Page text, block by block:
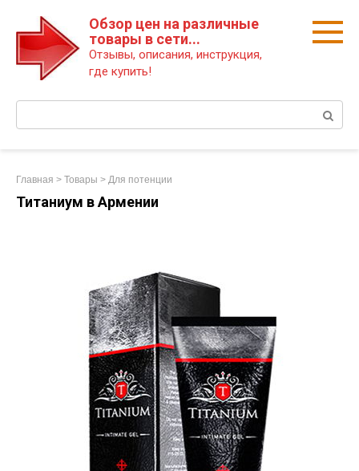
Обзор цен на различные
товары в сети...
Отзывы, описания, инструкция,
где купить!
Главная > Товары > Для потенции
Титаниум в Армении